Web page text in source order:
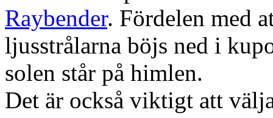
Raybender. Fördelen med
ljusstrålarna böjs ned i
solen står på himlen.
Det är också viktigt att